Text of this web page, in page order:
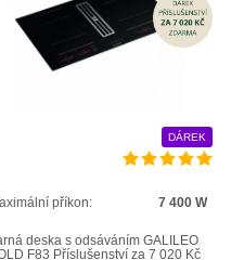
DÁREK
příkon: 7 400 W
deska s odsáváním GALILEO
F83 Příslušenství za 7 020 Kč